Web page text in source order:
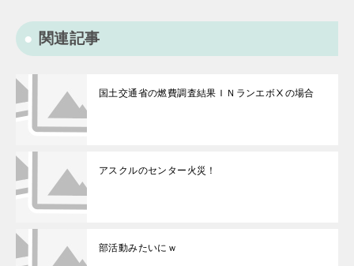
関連記事
国土交通省の燃費調査結果ＩＮランエボⅩの場合
アスクルのセンター火災！
部活動みたいにｗ